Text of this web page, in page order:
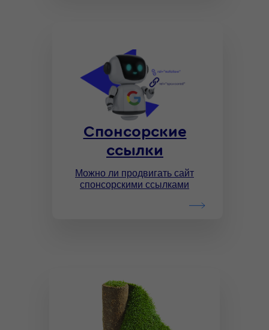
Можно ли продвигать сайт
спонсорскими ссылками
Спонсорские
ссылки